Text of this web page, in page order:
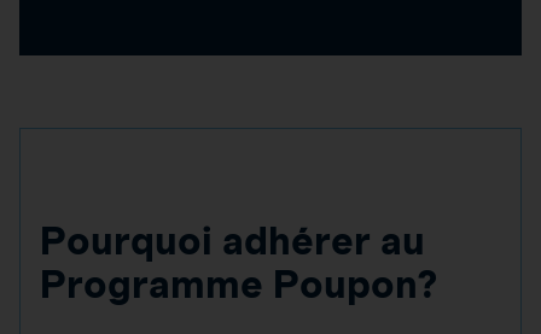
Pourquoi adhérer au
Programme Poupon?